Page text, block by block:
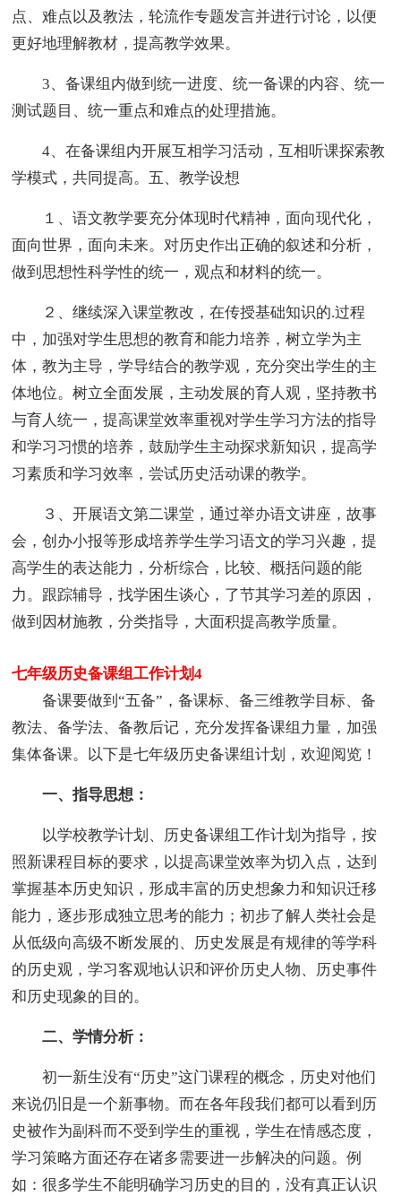
点、难点以及教法，轮流作专题发言并进行讨论，以便
更好地理解教材，提高教学效果。
3、备课组内做到统一进度、统一备课的内容、统一
测试题目、统一重点和难点的处理措施。
4、在备课组内开展互相学习活动，互相听课探索教
学模式，共同提高。五、教学设想
１、语文教学要充分体现时代精神，面向现代化，
面向世界，面向未来。对历史作出正确的叙述和分析，
做到思想性科学性的统一，观点和材料的统一。
２、继续深入课堂教改，在传授基础知识的.过程
中，加强对学生思想的教育和能力培养，树立学为主
体，教为主导，学导结合的教学观，充分突出学生的主
体地位。树立全面发展，主动发展的育人观，坚持教书
与育人统一，提高课堂效率重视对学生学习方法的指导
和学习习惯的培养，鼓励学生主动探求新知识，提高学
习素质和学习效率，尝试历史活动课的教学。
３、开展语文第二课堂，通过举办语文讲座，故事
会，创办小报等形成培养学生学习语文的学习兴趣，提
高学生的表达能力，分析综合，比较、概括问题的能
力。跟踪辅导，找学困生谈心，了节其学习差的原因，
做到因材施教，分类指导，大面积提高教学质量。
七年级历史备课组工作计划4
备课要做到“五备”，备课标、备三维教学目标、备
教法、备学法、备教后记，充分发挥备课组力量，加强
集体备课。以下是七年级历史备课组计划，欢迎阅览！
一、指导思想：
以学校教学计划、历史备课组工作计划为指导，按
照新课程目标的要求，以提高课堂效率为切入点，达到
掌握基本历史知识，形成丰富的历史想象力和知识迁移
能力，逐步形成独立思考的能力；初步了解人类社会是
从低级向高级不断发展的、历史发展是有规律的等学科
的历史观，学习客观地认识和评价历史人物、历史事件
和历史现象的目的。
二、学情分析：
初一新生没有“历史”这门课程的概念，历史对他们
来说仍旧是一个新事物。而在各年段我们都可以看到历
史被作为副科而不受到学生的重视，学生在情感态度，
学习策略方面还存在诸多需要进一步解决的问题。例
如：很多学生不能明确学习历史的目的，没有真正认识